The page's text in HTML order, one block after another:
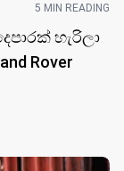
5 MIN READING
හැරිලා
Rover